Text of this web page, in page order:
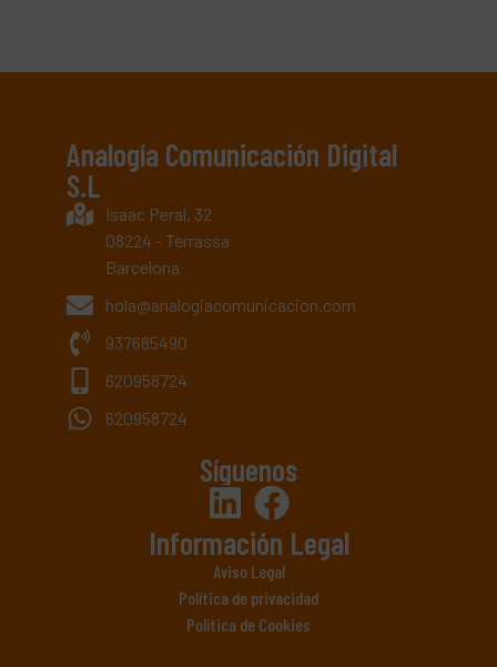
Analogía Comunicación Digital
S.L
Isaac Peral, 32
08224 - Terrassa
Barcelona
hola@analogiacomunicacion.com
937685490
620958724
620958724
Síguenos
Información Legal
Aviso Legal
Política de privacidad
Política de Cookies